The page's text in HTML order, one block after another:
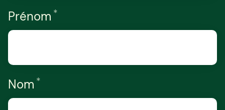
Prénom *
Nom *